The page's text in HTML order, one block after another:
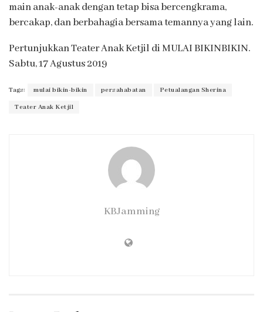
main anak-anak dengan tetap bisa bercengkrama,
bercakap, dan berbahagia bersama temannya yang lain.
Pertunjukkan Teater Anak Ketjil di MULAI BIKINBIKIN.
Sabtu, 17 Agustus 2019
Tags: mulai bikin-bikin persahabatan Petualangan Sherina
Teater Anak Ketjil
KBJamming